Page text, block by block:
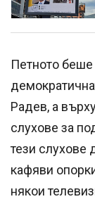
Петното
Радев, а
слухове за
тези слухове
кафяви
някои